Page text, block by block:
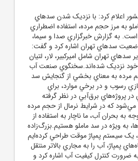
اعلام کرد: با نزديک شدن سد‌هاي
ماملو به مرز حجم مرده، استفاده اضطراري
است. به گزارش خبرگزاري صدا و سيما،
سد‌هاي تهران اشاره کرد و گفت:
سد‌هاي تهران شامل اميرکبير، لار، لتيان
خود نزديک شده‌اند.سخنگوي صنعت آب
مرده به معناي بخشي از گنجايش سد
رسوب و در برخي موارد، براي
در پروژه‌هاي برق‌آبي در نظر گرفته
که در شرايط نرمال از حجم مرده
به بحران آب، ما ناچار به استفاده از
به ويژه در سد ماملو هستيم.بزرگ‌زاده
يک سيستم پمپاژ موقت طراحي کرده‌ايم
پمپاژ، آب را به مجاري بالاتر منتقل
کنترل کيفيت آب اشاره کرد و